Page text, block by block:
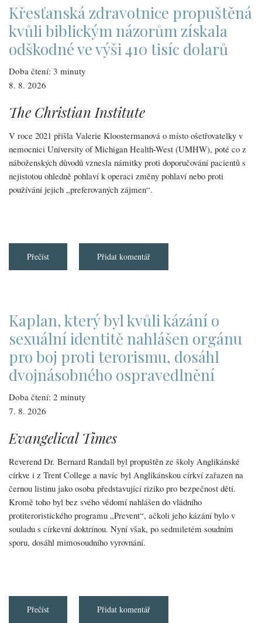
„Duchovní
zneužívání
není
tak
škodlivé
jako
jiné
zneužívání,
tím
neměli
příliš
velké
starosti“
Křesťanská zdravotnice propuštěná
kvůli biblickým názorům získala
odškodné ve výši 410 tisíc dolarů
Doba čtení: 3 minuty
8. 8. 2026
The Christian Institute
V roce 2021 přišla Valerie Kloostermanová o místo ošetřovatelky v
nemocnici University of Michigan Health-West (UMHW), poté co z
náboženských důvodů vznesla námitky proti doporučování pacientů s
nejistotou ohledně pohlaví k operaci změny pohlaví nebo proti
používání jejich „preferovaných zájmen“.
Přečíst
zdravotnice
získala
odškodné
ve
výši
410
tisíc
dolarů
Přidat komentář
Kaplan, který byl kvůli kázání o
sexuální identitě nahlášen orgánu
pro boj proti terorismu, dosáhl
dvojnásobného ospravedlnění
Doba čtení: 2 minuty
7. 8. 2026
Evangelical Times
Reverend Dr. Bernard Randall byl propuštěn ze školy Anglikánské
církve i z Trent College a navíc byl Anglikánskou církví zařazen na
černou listinu jako osoba představující riziko pro bezpečnost dětí.
Kromě toho byl bez svého vědomí nahlášen do vládního
protiteroristického programu „Prevent“, ačkoli jeho kázání bylo v
souladu s církevní doktrínou. Nyní však, po sedmiletém soudním
sporu, dosáhl mimosoudního vyrovnání.
Přečíst Přidat komentář